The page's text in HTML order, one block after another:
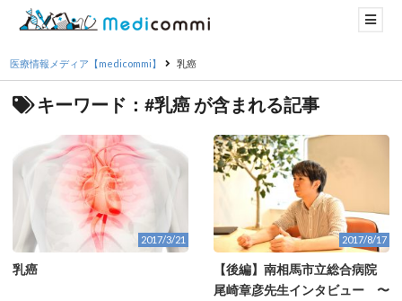
医療情報メディア【medicommi】 乳癌
キーワード：#乳癌 が含まれる記事
2017/3/21
乳癌
2017/8/17
【後編】南相馬市立総合病院
尾崎章彦先生インタビュー 〜